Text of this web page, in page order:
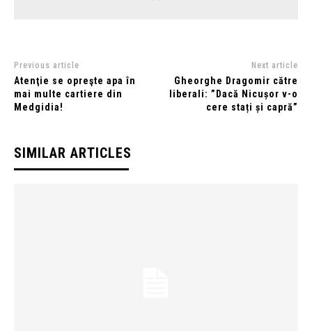
Previous article
Atenţie se opreşte apa în
mai multe cartiere din
Medgidia!
Next article
Gheorghe Dragomir către
liberali: ”Dacă Nicușor v-o
cere stați și capră”
SIMILAR ARTICLES